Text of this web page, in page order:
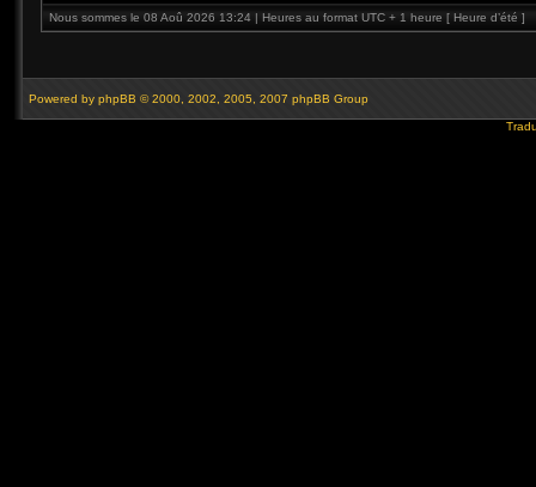
Nous sommes le 08 Aoû 2026 13:24 | Heures au format UTC + 1 heure [ Heure d’été ]
Powered by phpBB © 2000, 2002, 2005, 2007 phpBB Group